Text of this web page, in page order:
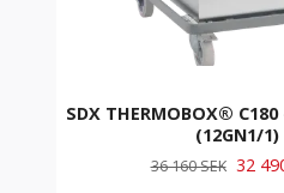
SDX THERMOBOX®
(12GN1/1)
36 160 SEK 32